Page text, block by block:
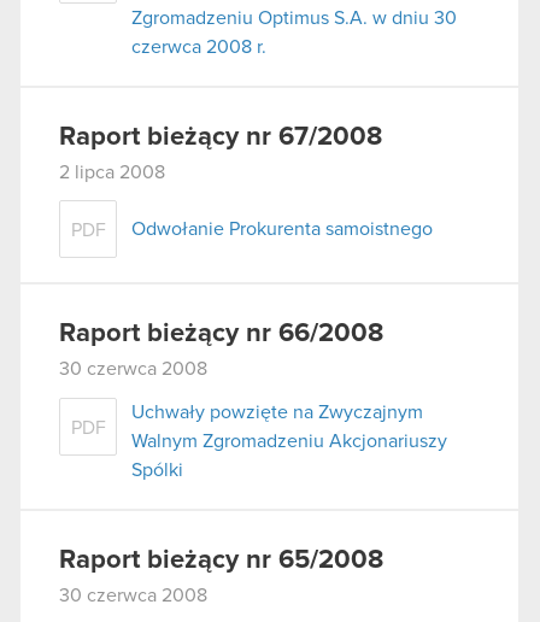
Zgromadzeniu Optimus S.A. w dniu 30
czerwca 2008 r.
Raport bieżący nr 67/2008
2 lipca 2008
PDF Odwołanie Prokurenta samoistnego
Raport bieżący nr 66/2008
30 czerwca 2008
PDF
Uchwały powzięte na Zwyczajnym
Walnym Zgromadzeniu Akcjonariuszy
Spólki
Raport bieżący nr 65/2008
30 czerwca 2008